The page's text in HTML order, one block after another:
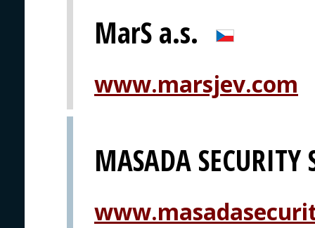
MarS a.s.
www.marsjev.com
MASADA SECURITY